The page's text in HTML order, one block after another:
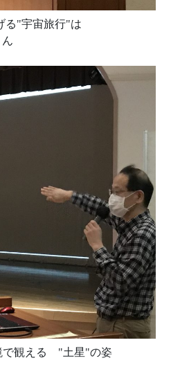
る"宇宙旅行"は
で観える "土星"の姿